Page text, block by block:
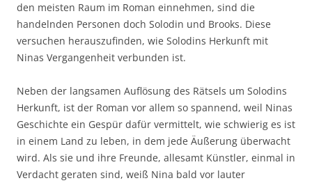
den meisten Raum im Roman einnehmen, sind die
handelnden Personen doch Solodin und Brooks. Diese
versuchen herauszufinden, wie Solodins Herkunft mit
Ninas Vergangenheit verbunden ist.
Neben der langsamen Auflösung des Rätsels um Solodins
Herkunft, ist der Roman vor allem so spannend, weil Ninas
Geschichte ein Gespür dafür vermittelt, wie schwierig es ist
in einem Land zu leben, in dem jede Äußerung überwacht
wird. Als sie und ihre Freunde, allesamt Künstler, einmal in
Verdacht geraten sind, weiß Nina bald vor lauter